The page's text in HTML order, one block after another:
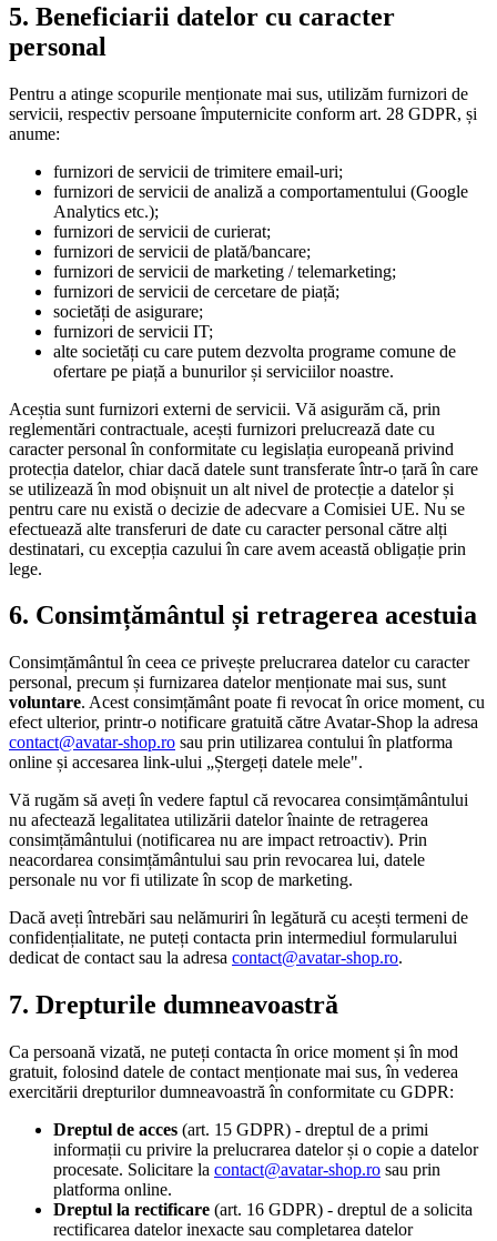
5. Beneficiarii datelor cu caracter
personal
Pentru a atinge scopurile menționate mai sus, utilizăm furnizori de
servicii, respectiv persoane împuternicite conform art. 28 GDPR, și
anume:
furnizori de servicii de trimitere email-uri;
furnizori de servicii de analiză a comportamentului (Google
Analytics etc.);
furnizori de servicii de curierat;
furnizori de servicii de plată/bancare;
furnizori de servicii de marketing / telemarketing;
furnizori de servicii de cercetare de piață;
societăți de asigurare;
furnizori de servicii IT;
alte societăți cu care putem dezvolta programe comune de
ofertare pe piață a bunurilor și serviciilor noastre.
Aceștia sunt furnizori externi de servicii. Vă asigurăm că, prin
reglementări contractuale, acești furnizori prelucrează date cu
caracter personal în conformitate cu legislația europeană privind
protecția datelor, chiar dacă datele sunt transferate într-o țară în care
se utilizează în mod obișnuit un alt nivel de protecție a datelor și
pentru care nu există o decizie de adecvare a Comisiei UE. Nu se
efectuează alte transferuri de date cu caracter personal către alți
destinatari, cu excepția cazului în care avem această obligație prin
lege.
6. Consimțământul și retragerea acestuia
Consimțământul în ceea ce privește prelucrarea datelor cu caracter
personal, precum și furnizarea datelor menționate mai sus, sunt
voluntare. Acest consimțământ poate fi revocat în orice moment, cu
efect ulterior, printr-o notificare gratuită către Avatar-Shop la adresa
contact@avatar-shop.ro sau prin utilizarea contului în platforma
online și accesarea link-ului „Ștergeți datele mele".
Vă rugăm să aveți în vedere faptul că revocarea consimțământului
nu afectează legalitatea utilizării datelor înainte de retragerea
consimțământului (notificarea nu are impact retroactiv). Prin
neacordarea consimțământului sau prin revocarea lui, datele
personale nu vor fi utilizate în scop de marketing.
Dacă aveți întrebări sau nelămuriri în legătură cu acești termeni de
confidențialitate, ne puteți contacta prin intermediul formularului
dedicat de contact sau la adresa contact@avatar-shop.ro.
7. Drepturile dumneavoastră
Ca persoană vizată, ne puteți contacta în orice moment și în mod
gratuit, folosind datele de contact menționate mai sus, în vederea
exercitării drepturilor dumneavoastră în conformitate cu GDPR:
Dreptul de acces (art. 15 GDPR) - dreptul de a primi
informații cu privire la prelucrarea datelor și o copie a datelor
procesate. Solicitare la contact@avatar-shop.ro sau prin
platforma online.
Dreptul la rectificare (art. 16 GDPR) - dreptul de a solicita
rectificarea datelor inexacte sau completarea datelor